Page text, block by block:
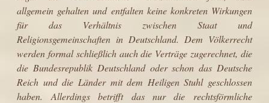
allgemein gehalten und entfalten keine konkreten Wirkungen
für das Verhältnis zwischen Staat und
Religionsgemeinschaften in Deutschland. Dem Völkerrecht
werden formal schließlich auch die Verträge zugerechnet, die
die Bundesrepublik Deutschland oder schon das Deutsche
Reich und die Länder mit dem Heiligen Stuhl geschlossen
haben. Allerdings betrifft das nur die rechtsförmliche